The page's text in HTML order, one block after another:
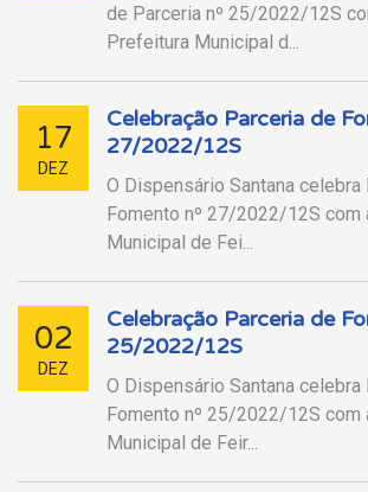
de Parceria nº 25/2022/12S
Prefeitura Municipal d...
17
DEZ
Celebração Parceria de
27/2022/12S
O Dispensário Santana celebra
Fomento nº 27/2022/12S com
Municipal de Fei...
02
DEZ
Celebração Parceria de
25/2022/12S
O Dispensário Santana celebra
Fomento nº 25/2022/12S com
Municipal de Feir...